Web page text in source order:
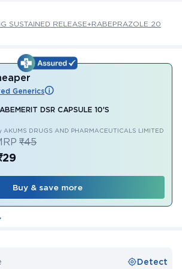
SUSTAINED RELEASE+RABEPRAZOLE 20
Generics
DSR CAPSULE 10'S
AKUMS DRUGS AND PHARMACEUTICALS LIMITED
₹45
Buy & save more
Detect